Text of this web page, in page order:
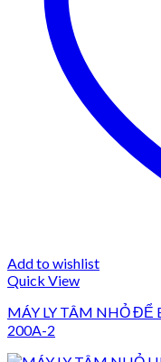
Add to wishlist
Quick View
MÁY LY TÂM NHỎ ĐỂ
200A-2